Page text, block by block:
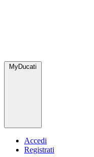
MyDucati
Accedi
Registrati